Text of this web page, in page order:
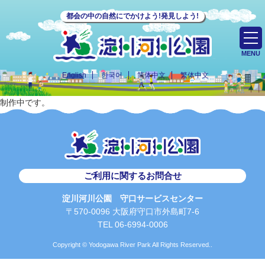
都会の中の自然にでかけよう!発見しよう!
English 한국어 简体中文 繁体中文
MENU
制作中です。
ご利用に関するお問合せ
淀川河川公園 守口サービスセンター
〒570-0096 大阪府守口市外島町7-6
TEL 06-6994-0006
Copyright © Yodogawa River Park All Rights Reserved..